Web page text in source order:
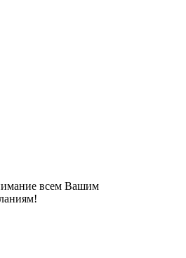
всем Вашим